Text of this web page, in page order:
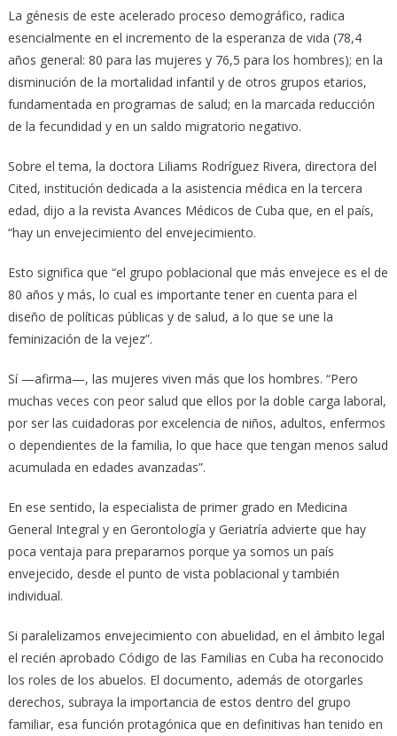
La génesis de este acelerado proceso demográfico, radica
esencialmente en el incremento de la esperanza de vida (78,4
años general: 80 para las mujeres y 76,5 para los hombres); en la
disminución de la mortalidad infantil y de otros grupos etarios,
fundamentada en programas de salud; en la marcada reducción
de la fecundidad y en un saldo migratorio negativo.
Sobre el tema, la doctora Liliams Rodríguez Rivera, directora del
Cited, institución dedicada a la asistencia médica en la tercera
edad, dijo a la revista Avances Médicos de Cuba que, en el país,
“hay un envejecimiento del envejecimiento.
Esto significa que “el grupo poblacional que más envejece es el de
80 años y más, lo cual es importante tener en cuenta para el
diseño de políticas públicas y de salud, a lo que se une la
feminización de la vejez”.
Sí —afirma—, las mujeres viven más que los hombres. “Pero
muchas veces con peor salud que ellos por la doble carga laboral,
por ser las cuidadoras por excelencia de niños, adultos, enfermos
o dependientes de la familia, lo que hace que tengan menos salud
acumulada en edades avanzadas”.
En ese sentido, la especialista de primer grado en Medicina
General Integral y en Gerontología y Geriatría advierte que hay
poca ventaja para prepararnos porque ya somos un país
envejecido, desde el punto de vista poblacional y también
individual.
Si paralelizamos envejecimiento con abuelidad, en el ámbito legal
el recién aprobado Código de las Familias en Cuba ha reconocido
los roles de los abuelos. El documento, además de otorgarles
derechos, subraya la importancia de estos dentro del grupo
familiar, esa función protagónica que en definitivas han tenido en